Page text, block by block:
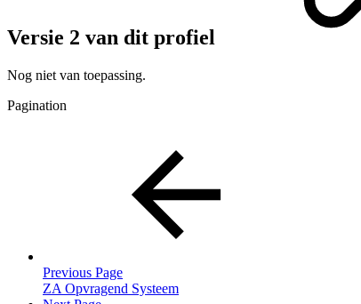
Versie 2 van dit profiel
Nog niet van toepassing.
Pagination
Previous Page
ZA Opvragend Systeem